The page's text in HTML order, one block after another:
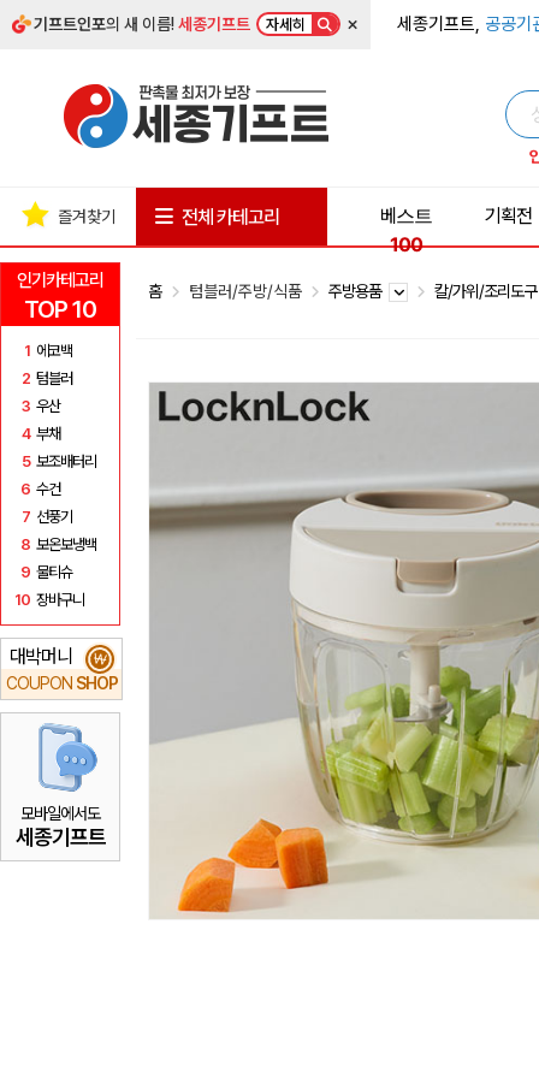
기프트인포의 새 이름!세종기프트 자세히 × 세종기프트, 공공기
인기카테고리
TOP 10
1 에코백
2 텀블러
3 우산
4 부채
5 보조배터리
6 수건
7 선풍기
8 보온보냉백
9 물티슈
10 장바구니
대박머니
COUPON SHOP
₩
모바일에서도
세종기프트
즐겨찾기 전체 카테고리
베스트
100
기획전
홈 텀블러/주방/식품 주방용품 칼/가위/조리도